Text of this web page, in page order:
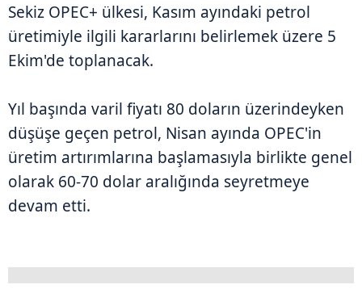
Sekiz OPEC+ ülkesi, Kasım ayındaki petrol
üretimiyle ilgili kararlarını belirlemek üzere 5
Ekim'de toplanacak.
Yıl başında varil fiyatı 80 doların üzerindeyken
düşüşe geçen petrol, Nisan ayında OPEC'in
üretim artırımlarına başlamasıyla birlikte genel
olarak 60-70 dolar aralığında seyretmeye
devam etti.